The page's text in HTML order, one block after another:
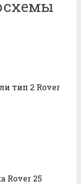
тип 2 Rover
Rover 25